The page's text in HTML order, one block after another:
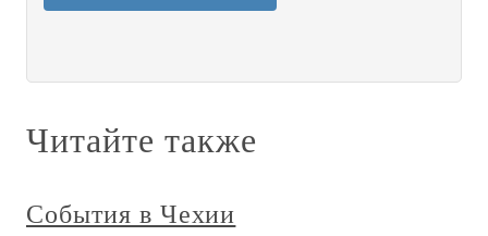
Читайте также
События в Чехии